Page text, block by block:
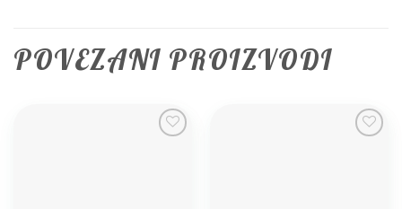
POVEZANI PROIZVODI